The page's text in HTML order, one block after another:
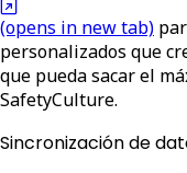
(opens in new tab)
personalizados que
que pueda sacar el
SafetyCulture.
Sincronización de